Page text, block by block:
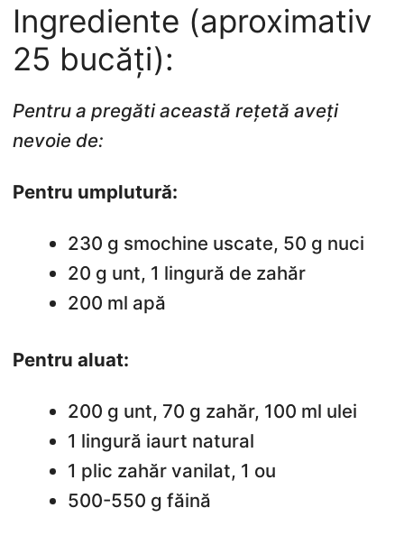
Ingrediente (aproximativ
25 bucăți):
Pentru a pregăti această rețetă aveți
nevoie de:
Pentru umplutură:
230 g smochine uscate, 50 g nuci
20 g unt, 1 lingură de zahăr
200 ml apă
Pentru aluat:
200 g unt, 70 g zahăr, 100 ml ulei
1 lingură iaurt natural
1 plic zahăr vanilat, 1 ou
500-550 g făină